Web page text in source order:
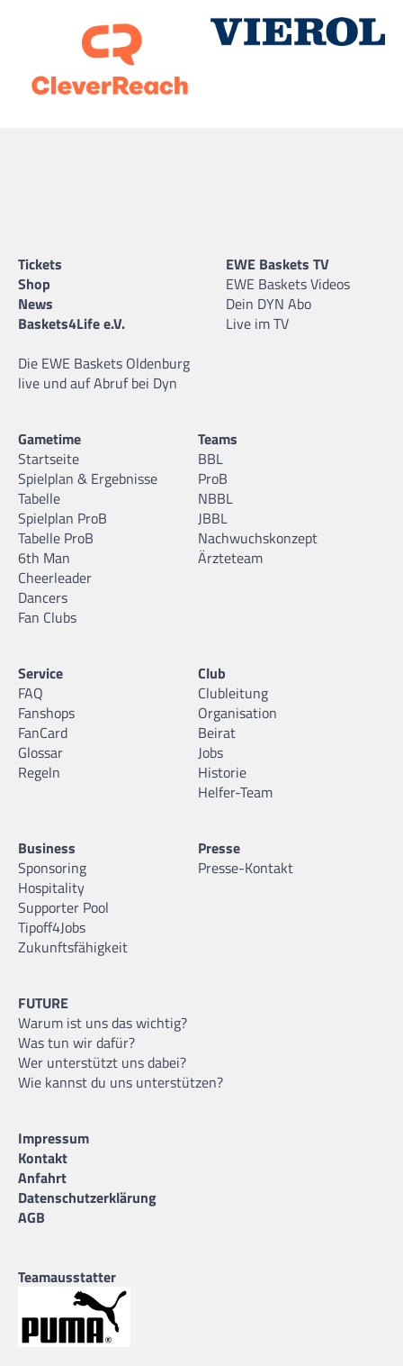
Tickets
Shop
News
Baskets4Life e.V.
Die EWE Baskets Oldenburg
live und auf Abruf bei Dyn
EWE Baskets TV
EWE Baskets Videos
Dein DYN Abo
Live im TV
Gametime
Startseite
Spielplan & Ergebnisse
Tabelle
Spielplan ProB
Tabelle ProB
6th Man
Cheerleader
Dancers
Fan Clubs
Teams
BBL
ProB
NBBL
JBBL
Nachwuchskonzept
Ärzteteam
Service
FAQ
Fanshops
FanCard
Glossar
Regeln
Club
Clubleitung
Organisation
Beirat
Jobs
Historie
Helfer-Team
Business
Sponsoring
Hospitality
Supporter Pool
Tipoff4Jobs
Zukunftsfähigkeit
Presse
Presse-Kontakt
FUTURE
Warum ist uns das wichtig?
Was tun wir dafür?
Wer unterstützt uns dabei?
Wie kannst du uns unterstützen?
Impressum
Kontakt
Anfahrt
Datenschutzerklärung
AGB
Teamausstatter